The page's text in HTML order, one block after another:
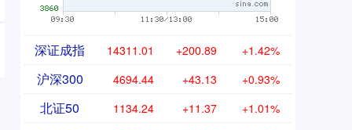
深证成指 14311.01 +200.89 +1.42%
沪深300 4694.44 +43.13 +0.93%
北证50 1134.24 +11.37 +1.01%